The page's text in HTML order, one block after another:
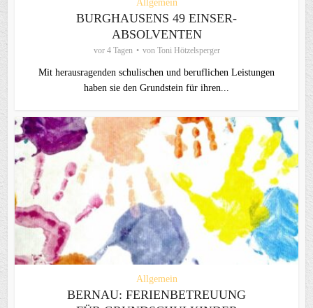
Allgemein
BURGHAUSENS 49 EINSER-
ABSOLVENTEN
vor 4 Tagen von Toni Hötzelsperger
Mit herausragenden schulischen und beruflichen Leistungen
haben sie den Grundstein für ihren...
Allgemein
BERNAU: FERIENBETREUUNG